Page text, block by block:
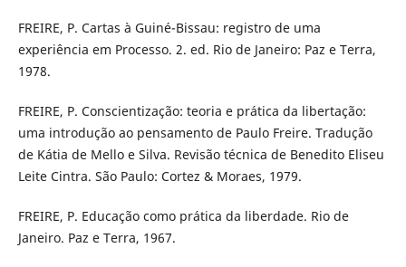
FREIRE, P. Cartas à Guiné-Bissau: registro de uma
experiência em Processo. 2. ed. Rio de Janeiro: Paz e Terra,
1978.
FREIRE, P. Conscientização: teoria e prática da libertação:
uma introdução ao pensamento de Paulo Freire. Tradução
de Kátia de Mello e Silva. Revisão técnica de Benedito Eliseu
Leite Cintra. São Paulo: Cortez & Moraes, 1979.
FREIRE, P. Educação como prática da liberdade. Rio de
Janeiro. Paz e Terra, 1967.